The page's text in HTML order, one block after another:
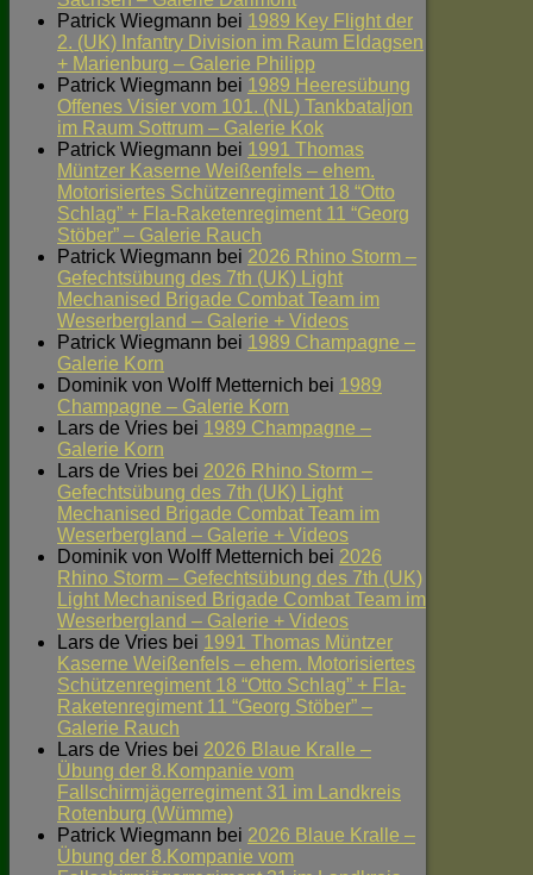
Patrick Wiegmann bei 1989 Key Flight der
2. (UK) Infantry Division im Raum Eldagsen
+ Marienburg – Galerie Philipp
Patrick Wiegmann bei 1989 Heeresübung
Offenes Visier vom 101. (NL) Tankbataljon
im Raum Sottrum – Galerie Kok
Patrick Wiegmann bei 1991 Thomas
Müntzer Kaserne Weißenfels – ehem.
Motorisiertes Schützenregiment 18 “Otto
Schlag” + Fla-Raketenregiment 11 “Georg
Stöber” – Galerie Rauch
Patrick Wiegmann bei 2026 Rhino Storm –
Gefechtsübung des 7th (UK) Light
Mechanised Brigade Combat Team im
Weserbergland – Galerie + Videos
Patrick Wiegmann bei 1989 Champagne –
Galerie Korn
Dominik von Wolff Metternich bei 1989
Champagne – Galerie Korn
Lars de Vries bei 1989 Champagne –
Galerie Korn
Lars de Vries bei 2026 Rhino Storm –
Gefechtsübung des 7th (UK) Light
Mechanised Brigade Combat Team im
Weserbergland – Galerie + Videos
Dominik von Wolff Metternich bei 2026
Rhino Storm – Gefechtsübung des 7th (UK)
Light Mechanised Brigade Combat Team im
Weserbergland – Galerie + Videos
Lars de Vries bei 1991 Thomas Müntzer
Kaserne Weißenfels – ehem. Motorisiertes
Schützenregiment 18 “Otto Schlag” + Fla-
Raketenregiment 11 “Georg Stöber” –
Galerie Rauch
Lars de Vries bei 2026 Blaue Kralle –
Übung der 8.Kompanie vom
Fallschirmjägerregiment 31 im Landkreis
Rotenburg (Wümme)
Patrick Wiegmann bei 2026 Blaue Kralle –
Übung der 8.Kompanie vom